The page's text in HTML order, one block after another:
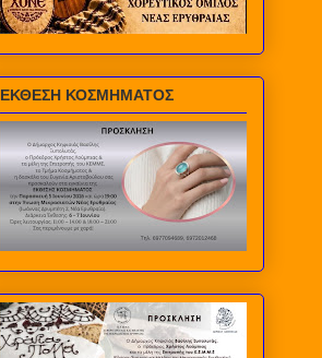
ΕΚΘΕΣΗ ΚΟΣΜΗΜΑΤΟΣ